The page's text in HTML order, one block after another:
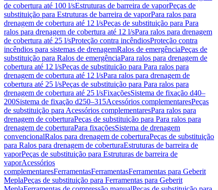
de cobertura até 100 l/sEstruturas de barreira de vaporPeças de
substituição para Estruturas de barreira de vaporPara ralos para
drenagem de cobertura até 12 l/sPeças de substituição para Para
ralos para drenagem de cobertura até 12 l/sPara ralos para drenagem
de cobertura até 25 l/sProteção contra incêndiosProteção contra
incêndios para sistemas de drenagemRalos de emergênciaPeças de
substituição para Ralos de emergênciaPara ralos para drenagem de
cobertura até 12 l/sPeças de substituição para Para ralos para
drenagem de cobertura até 12 l/sPara ralos para drenagem de
cobertura até 25 l/sPeças de substituição para Para ralos para
drenagem de cobertura até 25 l/sFixaçõesSistema de fixação d40–
200Sistema de fixação d250–315Acessórios complementaresPeças
de substituição para Acessórios complementaresPara ralos para
drenagem de coberturaPeças de substituição para Para ralos para
drenagem de coberturaPara fixaçõesSistema de drenagem
convencionalRalos para drenagem de coberturaPeças de substituição
para Ralos para drenagem de coberturaEstruturas de barreira de
vaporPeças de substituição para Estruturas de barreira de
vaporAcessórios
complementaresFerramentasFerramentasFerramentas para Geberit
MeplaPeças de substituição para Ferramentas para Geberit